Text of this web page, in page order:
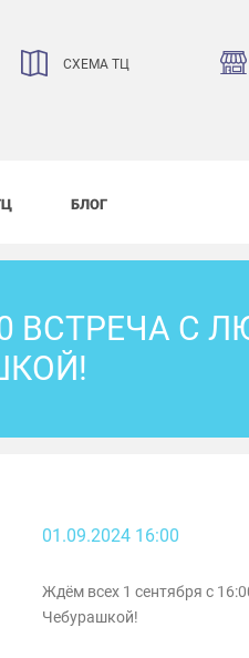
СХЕМА ТЦ
БЛОГ
ВСТРЕЧА С
01.09.2024 16:00
Ждём всех 1 сентября с
Чебурашкой!